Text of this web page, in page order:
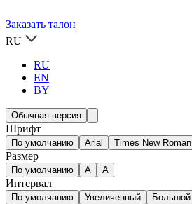
Заказать талон
RU
RU
EN
BY
Обычная версия
Шрифт
По умолчанию Arial Times New Roman
Размер
По умолчанию A A
Интервал
По умолчанию Увеличенный Большой